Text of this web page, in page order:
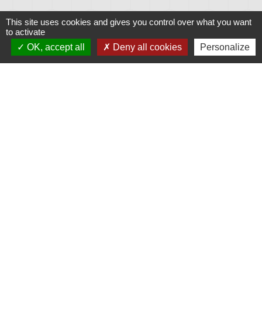
This site uses cookies and gives you control over what you want
to activate
OK, accept all
Deny all cookies Personalize